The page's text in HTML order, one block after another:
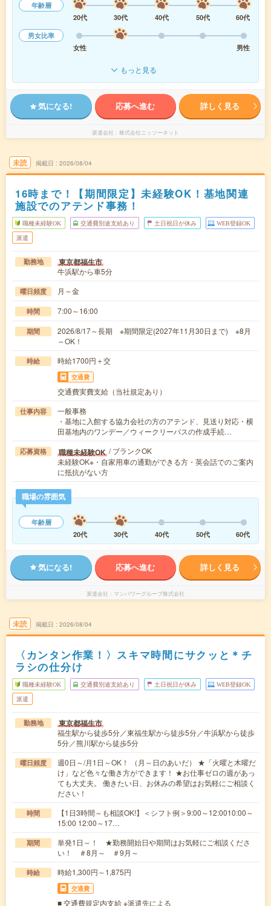
年齢層
20代
30代 40代 50代
60代
男女比率
女性
男性
もっと見る
気になる! 応募へ進む 詳しく見る
派遣会社 株式会社ニッソーネット
未読 掲載日 2026/08/04
16時まで！【期間限定】未経験OK！基地関連
施設でのアテンド事務！
職種未経験OK 交通費別途支給あり 土日祝日が休み WEB登録OK
派遣
勤務地 東京都福生市
牛浜駅から車5分
曜日頻度 月～金
時間 7:00～16:00
期間
2026/8/17～長期 ※期間限定(2027年11月30日まで) ※8月
～OK！
時給 時給1700円＋交
交通費
交通費実費支給（当社規定あり）
仕事内容
一般事務
・基地に入館する協力会社の方のアテンド、見送り対応・横
田基地内のワンデー／ウィークリーパスの作成手続…
応募資格 職種未経験OK / ブランクOK
未経験OK※・自家用車の通勤ができる方・英会話でのご案内
に抵抗がない方
職場の雰囲気
年齢層
20代
30代 40代 50代 60代
気になる! 応募へ進む 詳しく見る
派遣会社 マンパワーグループ株式会社
未読 掲載日 2026/08/04
〈カンタン作業！〉スキマ時間にサクッと＊チ
ラシの仕分け
職種未経験OK 交通費別途支給あり 土日祝日が休み WEB登録OK
派遣
勤務地 東京都福生市
福生駅から徒歩5分／東福生駅から徒歩5分／牛浜駅から徒歩
5分／熊川駅から徒歩5分
曜日頻度
週0日～/月1日～OK！ （月～日のあいだ） ★「火曜と木曜だ
け」など色々な働き方ができます！ ★お仕事ゼロの週があっ
ても大丈夫。 働きたい日、お休みの希望はお気軽にご相談く
ださい！
時間
【1日3時間～も相談OK!】＜シフト例＞9:00～12:0010:00～
15:00 12:00～17…
期間
単発1日～！ ★勤務開始日や期間はお気軽にご相談くださ
い！ ＃8月～ ＃9月～
時給 時給1,300円～1,875円
交通費
■ 交通費規定内支給 ※派遣先による